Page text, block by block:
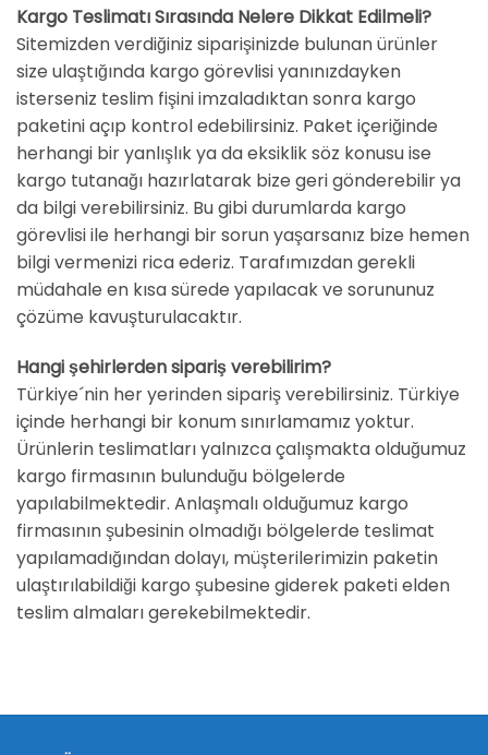
Kargo Teslimatı Sırasında Nelere Dikkat Edilmeli?
Sitemizden verdiğiniz siparişinizde bulunan ürünler
size ulaştığında kargo görevlisi yanınızdayken
isterseniz teslim fişini imzaladıktan sonra kargo
paketini açıp kontrol edebilirsiniz. Paket içeriğinde
herhangi bir yanlışlık ya da eksiklik söz konusu ise
kargo tutanağı hazırlatarak bize geri gönderebilir ya
da bilgi verebilirsiniz. Bu gibi durumlarda kargo
görevlisi ile herhangi bir sorun yaşarsanız bize hemen
bilgi vermenizi rica ederiz. Tarafımızdan gerekli
müdahale en kısa sürede yapılacak ve sorununuz
çözüme kavuşturulacaktır.
Hangi şehirlerden sipariş verebilirim?
Türkiye´nin her yerinden sipariş verebilirsiniz. Türkiye
içinde herhangi bir konum sınırlamamız yoktur.
Ürünlerin teslimatları yalnızca çalışmakta olduğumuz
kargo firmasının bulunduğu bölgelerde
yapılabilmektedir. Anlaşmalı olduğumuz kargo
firmasının şubesinin olmadığı bölgelerde teslimat
yapılamadığından dolayı, müşterilerimizin paketin
ulaştırılabildiği kargo şubesine giderek paketi elden
teslim almaları gerekebilmektedir.